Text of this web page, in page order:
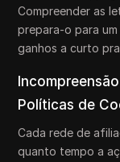
Compreender as
prepara-o para
ganhos a curto
Políticas de
Cada rede de
quanto tempo a